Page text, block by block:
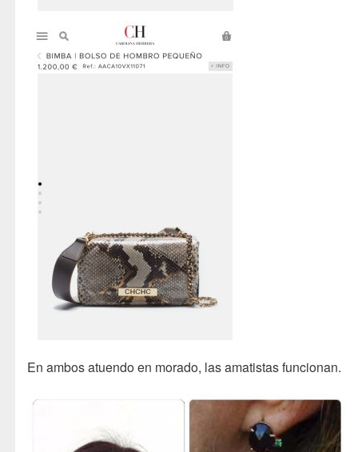
En ambos atuendo en morado, las amatistas funcionan.